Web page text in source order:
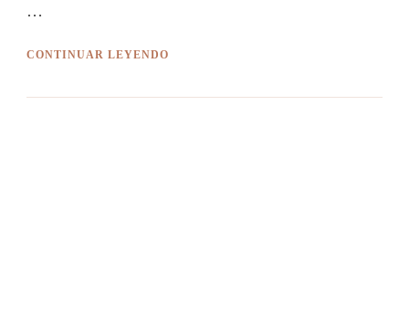
…
CONTINUAR LEYENDO